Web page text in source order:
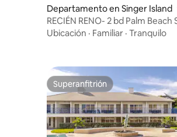
Departamento en Singer Island
RECIÉN RENO- 2 bd Palm Beach
Resort & spa
Ubicación · Familiar · Tranquilo
Superanfitrión
Superanfitrión